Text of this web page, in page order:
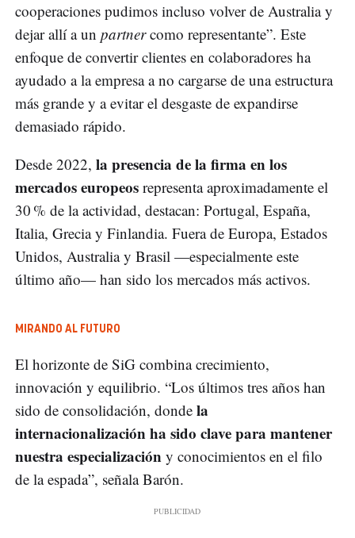
cooperaciones pudimos incluso volver de Australia y
dejar allí a un partnercomo representante”. Este
enfoque de convertir clientes en colaboradores ha
ayudado a la empresa a no cargarse de una estructura
más grande y a evitar el desgaste de expandirse
demasiado rápido.
Desde 2022, la presencia de la firma en los
mercados europeos representa aproximadamente el
30 % de la actividad, destacan: Portugal, España,
Italia, Grecia y Finlandia. Fuera de Europa, Estados
Unidos, Australia y Brasil —especialmente este
último año— han sido los mercados más activos.
MIRANDO AL FUTURO
El horizonte de SiG combina crecimiento,
innovación y equilibrio. “Los últimos tres años han
sido de consolidación, donde la
internacionalización ha sido clave para mantener
nuestra especialización y conocimientos en el filo
de la espada”, señala Barón.